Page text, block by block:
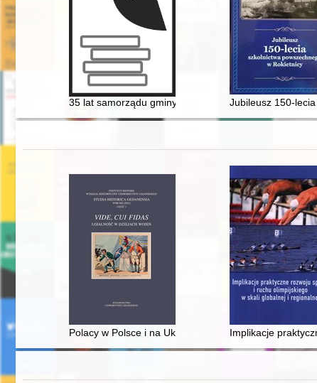
35 lat samorządu gminy Solec-ZdrójJubileusz 150-
Polacy w Polsce i na Ukrainie wobec operacji
Implikacje